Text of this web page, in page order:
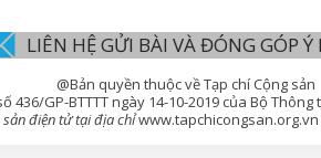
LIÊN HỆ GỬI BÀI VÀ ĐÓNG GÓP Ý
@Bản quyền thuộc về Tạp chí Cộng sản
436/GP-BTTTT ngày 14-10-2019 của Bộ
điện tử tại địa chỉwww.tapchicongsan.org.vn